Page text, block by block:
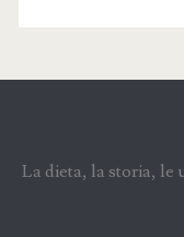
La dieta, la storia, le